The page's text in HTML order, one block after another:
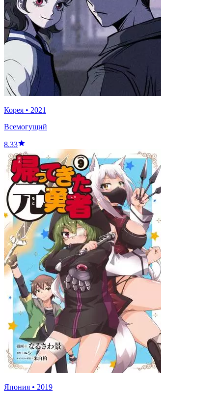
Корея • 2021
Всемогущий
8.33
Япония • 2019